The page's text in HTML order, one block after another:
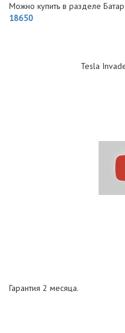
Можно купить в разделе
18650
Tesla
Гарантия 2 месяца.